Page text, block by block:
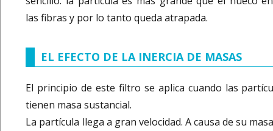
las fibras y por lo tanto queda atrapada.
EL EFECTO DE LA INERCIA DE MASAS
El principio de este filtro se aplica cuando las
tienen masa sustancial.
La partícula llega a gran velocidad. A causa de su